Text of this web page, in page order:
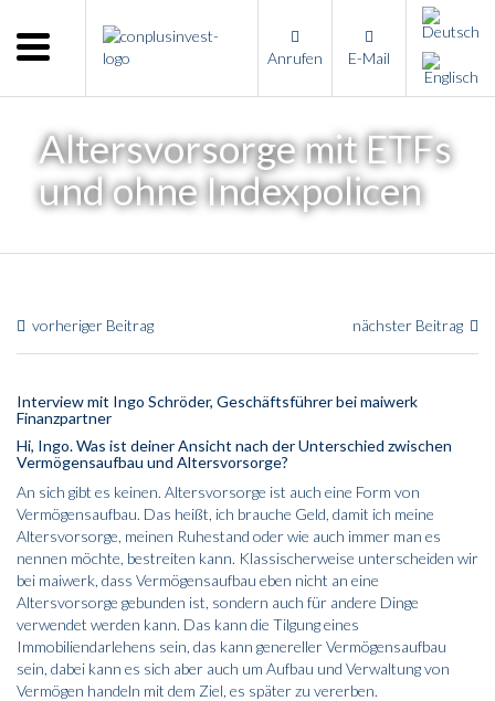
Home
Leistungen
Immobilienangebote
Kontakt
Anrufen E-Mail
Altersvorsorge mit ETFs
und ohne Indexpolicen
vorheriger Beitrag nächster Beitrag
Interview mit Ingo Schröder, Geschäftsführer bei maiwerk
Finanzpartner
Hi, Ingo. Was ist deiner Ansicht nach der Unterschied zwischen
Vermögensaufbau und Altersvorsorge?
An sich gibt es keinen. Altersvorsorge ist auch eine Form von
Vermögensaufbau. Das heißt, ich brauche Geld, damit ich meine
Altersvorsorge, meinen Ruhestand oder wie auch immer man es
nennen möchte, bestreiten kann. Klassischerweise unterscheiden wir
bei maiwerk, dass Vermögensaufbau eben nicht an eine
Altersvorsorge gebunden ist, sondern auch für andere Dinge
verwendet werden kann. Das kann die Tilgung eines
Immobiliendarlehens sein, das kann genereller Vermögensaufbau
sein, dabei kann es sich aber auch um Aufbau und Verwaltung von
Vermögen handeln mit dem Ziel, es später zu vererben.